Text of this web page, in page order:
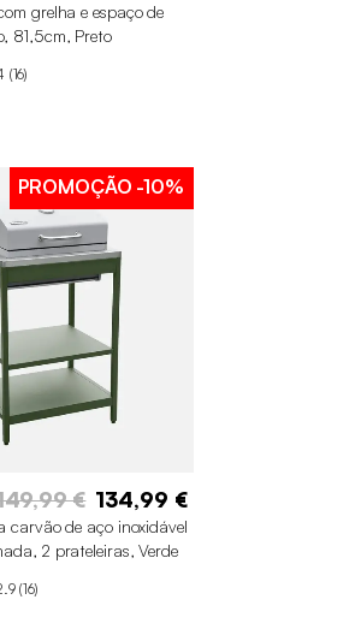
grelha e espaço de
81,5cm, Preto
(16)
PROMOÇÃO -10%
€ 134,99 €
carvão de aço inoxidável
2 prateleiras, Verde
(16)